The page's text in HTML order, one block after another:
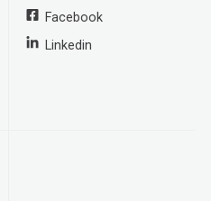
Facebook
Linkedin